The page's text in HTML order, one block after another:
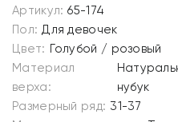
Артикул: 65-174
Пол: Для девочек
Цвет: Голубой / розовый
Материал
верха:
нубук
Размерный ряд: 31-37